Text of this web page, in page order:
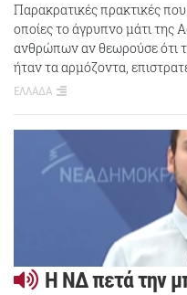
Παρακρατικές πρακτικές
οποίες το άγρυπνο μάτι της
ανθρώπων αν θεωρούσε ότι
ήταν τα αρμόζοντα,
ΕΛΛΑΔΑ
Η ΝΔ πετά την